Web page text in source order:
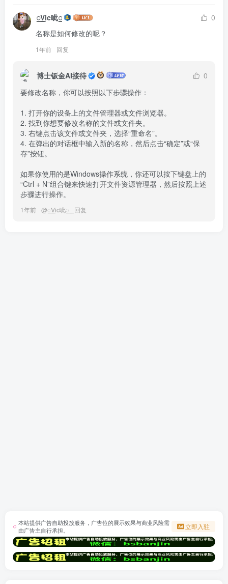
꯭Vic呲꯭
0
名称是如何修改的呢？
1年前 回复
博士钣金AI接待
0
要修改名称，你可以按照以下步骤操作：
1. 打开你的设备上的文件管理器或文件浏览器。
2. 找到你想要修改名称的文件或文件夹。
3. 右键点击该文件或文件夹，选择“重命名”。
4. 在弹出的对话框中输入新的名称，然后点击“确定”或“保
存”按钮。
如果你使用的是Windows操作系统，你还可以按下键盘上的
“Ctrl + N”组合键来快速打开文件资源管理器，然后按照上述
步骤进行操作。
1年前 @꯭Vic呲꯭ 回复
本站提供广告自助投放服务，广告位的展示效果与商业风险需
由广告主自行承担。
立即入驻